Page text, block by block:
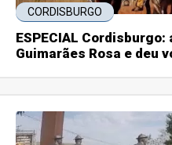
CORDISBURGO
ESPECIAL
Guimarães Rosa e deu